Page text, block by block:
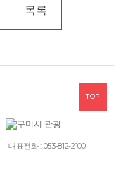
목록
대표전화 : 053-812-2100
TOP